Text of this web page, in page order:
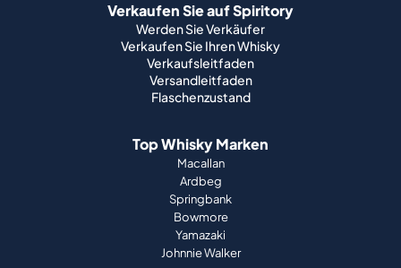
Verkaufen Sie auf Spiritory
Werden Sie Verkäufer
Verkaufen Sie Ihren Whisky
Verkaufsleitfaden
Versandleitfaden
Flaschenzustand
Top Whisky Marken
Macallan
Ardbeg
Springbank
Bowmore
Yamazaki
Johnnie Walker